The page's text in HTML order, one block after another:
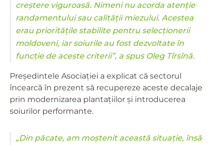
creștere viguroasă. Nimeni nu acorda atenție
randamentului sau calității miezului. Acestea
erau prioritățile stabilite pentru selecționerii
moldoveni, iar soiurile au fost dezvoltate în
funcție de aceste criterii”, a spus Oleg Tîrsînă.
Președintele Asociației a explicat că sectorul
încearcă în prezent să recupereze aceste decalaje
prin modernizarea plantațiilor și introducerea
soiurilor performante.
„Din păcate, am moștenit această situație, însă